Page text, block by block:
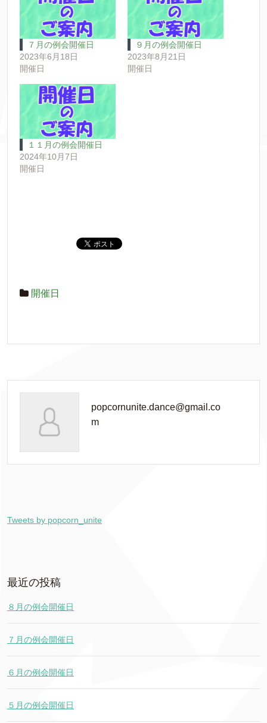
７月の例会開催日
2023年6月18日
開催日
９月の例会開催日
2023年8月21日
開催日
１１月の例会開催日
2024年10月7日
開催日
開催日
popcornunite.dance@gmail.co
m
Tweets by popcorn_unite
最近の投稿
８月の例会開催日
７月の例会開催日
６月の例会開催日
５月の例会開催日